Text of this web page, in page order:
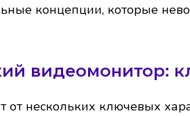
концепции, которые
видеомонитор:
от нескольких ключевых